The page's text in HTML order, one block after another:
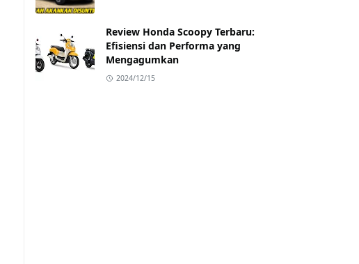
Review Honda Scoopy Terbaru:
Efisiensi dan Performa yang
Mengagumkan
2024/12/15